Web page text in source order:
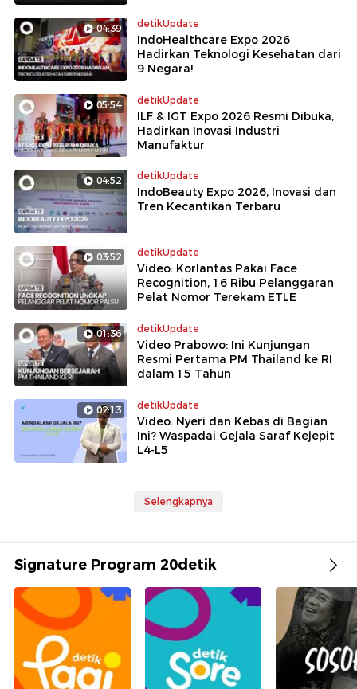
04:39 detikUpdate
IndoHealthcare Expo 2026
Hadirkan Teknologi Kesehatan dari
9 Negara!
05:54 detikUpdate
ILF & IGT Expo 2026 Resmi Dibuka,
Hadirkan Inovasi Industri
Manufaktur
04:52 detikUpdate
IndoBeauty Expo 2026, Inovasi dan
Tren Kecantikan Terbaru
03:52 detikUpdate
Video: Korlantas Pakai Face
Recognition, 16 Ribu Pelanggaran
Pelat Nomor Terekam ETLE
01:36 detikUpdate
Video Prabowo: Ini Kunjungan
Resmi Pertama PM Thailand ke RI
dalam 15 Tahun
02:13 detikUpdate
Video: Nyeri dan Kebas di Bagian
Ini? Waspadai Gejala Saraf Kejepit
L4-L5
Selengkapnya
Signature Program 20detik